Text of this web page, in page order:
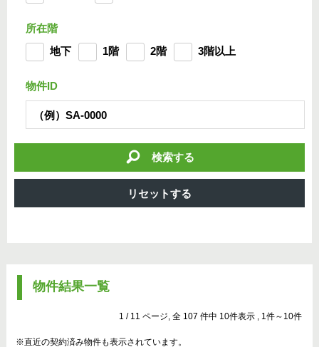
所在階
地下
1階 2階 3階以上
物件ID
検索する
物件結果一覧
1 / 11 ページ, 全 107 件中 10件表示 , 1件～10件
※直近の契約済み物件も表示されています。